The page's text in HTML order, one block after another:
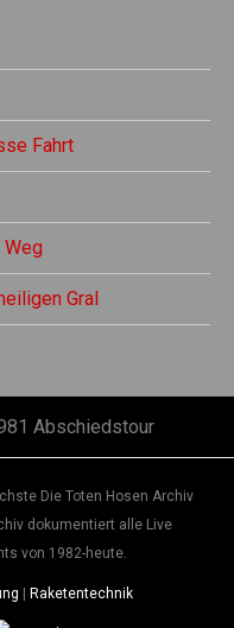
Fahrt
Gral
Abschiedstour
Die Toten Hosen Archiv
dokumentiert alle Live
von 1982-heute.
| Raketentechnik